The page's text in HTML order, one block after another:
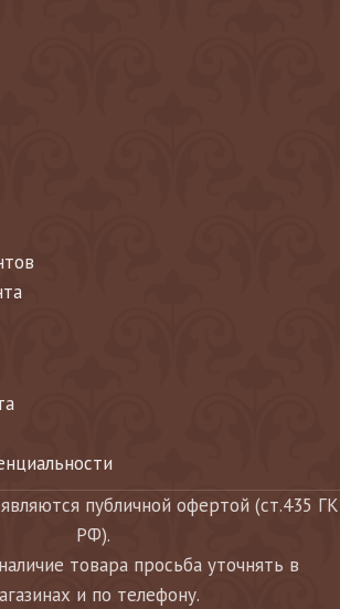
публичной офертой (ст.435 ГК
РФ).
товара просьба уточнять в
и по телефону.